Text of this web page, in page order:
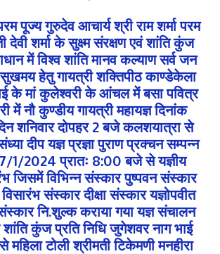
पूज्य गुरुदेव आचार्य श्री राम शर्मा परम
देवी शर्मा के सुक्ष्म संरक्षण एवं शांति कुंज
में विश्व शांति मानव कल्याण सर्व जन
सुखमय हेतु गायत्री शक्तिपीठ काण्डेकेला
के मां कुलेश्वरी के आंचल में बसा पवित्र
में नौ कुण्डीय गायत्री महायज्ञ दिनांक
शनिवार दोपहर 2 बजे कलशयात्रा से
दीप यज्ञ प्रज्ञा पुराण प्रक्चन सम्पन्न
1/2024 प्रातः 8:00 बजे से यज्ञीय
जिसमें विभिन्न संस्कार पुष्पवन संस्कार
संस्कार दीक्षा संस्कार यज्ञोपवीत
नि.शुल्क कराया गया यज्ञ संचालन
कुंज प्रति निधि जुगेशवर नाग भाई
महिला टोली श्रीमती टिकेमणी मनहीरा